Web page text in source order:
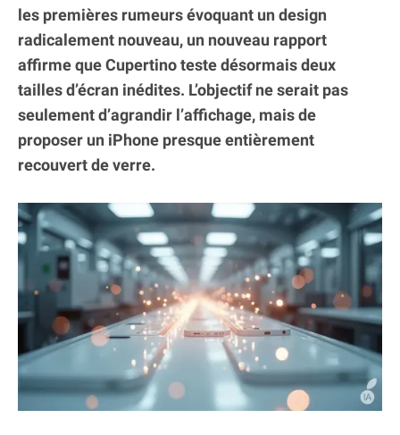
les premières rumeurs évoquant un design
radicalement nouveau, un nouveau rapport
affirme que Cupertino teste désormais deux
tailles d’écran inédites. L’objectif ne serait pas
seulement d’agrandir l’affichage, mais de
proposer un iPhone presque entièrement
recouvert de verre.